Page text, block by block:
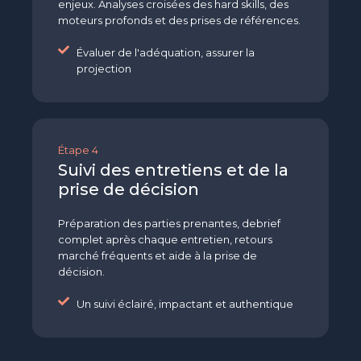
enjeux. Analyses croisées des hard skills, des
moteurs profonds et des prises de références.
Évaluer de l'adéquation, assurer la
projection
Étape 4
Suivi des entretiens et de la
prise de décision
Préparation des parties prenantes, debrief
complet après chaque entretien, retours
marché fréquents et aide à la prise de
décision.
Un suivi éclairé, impactant et authentique